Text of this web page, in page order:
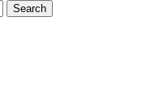
Search